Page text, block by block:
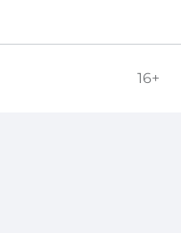
16+